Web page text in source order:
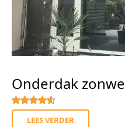
Onderdak
4.67uit 5
LEES VERDER